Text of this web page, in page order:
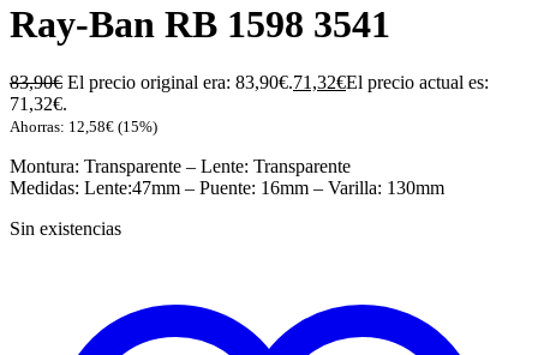
Ray-Ban RB 1598 3541
83,90€ El precio original era: 83,90€.71,32€El precio actual es:
71,32€.
Ahorras: 12,58€ (15%)
Montura: Transparente – Lente: Transparente
Medidas: Lente:47mm – Puente: 16mm – Varilla: 130mm
Sin existencias